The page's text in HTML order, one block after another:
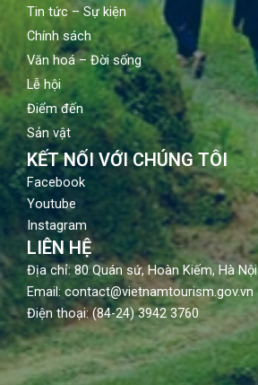
Tin tức – Sự kiện
Chính sách
Văn hoá – Đời sống
Lễ hội
Điểm đến
Sản vật
KẾT NỐI VỚI CHÚNG TÔI
Facebook
Youtube
Instagram
LIÊN HỆ
Địa chỉ: 80 Quán sứ, Hoàn Kiếm, Hà Nội
Email: contact@vietnamtourism.gov.vn
Điện thoại: (84-24) 3942 3760